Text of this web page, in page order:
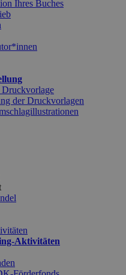
Ihres Buches
Druckvorlage
der Druckvorlagen
Aktivitäten